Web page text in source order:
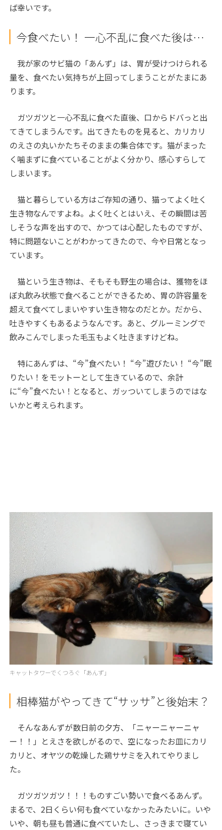
ば幸いです。
今食べたい！ 一心不乱に食べた後は…
我が家のサビ猫の「あんず」は、胃が受けつけられる
量を、食べたい気持ちが上回ってしまうことがたまにあ
ります。
ガツガツと一心不乱に食べた直後、口からドバっと出
てきてしまうんです。出てきたものを見ると、カリカリ
のえさの丸いかたちそのままの集合体です。猫がまった
く噛まずに食べていることがよく分かり、感心すらして
しまいます。
猫と暮らしている方はご存知の通り、猫ってよく吐く
生き物なんですよね。よく吐くとはいえ、その瞬間は苦
しそうな声を出すので、かつては心配したものですが、
特に問題ないことがわかってきたので、今や日常となっ
ています。
猫という生き物は、そもそも野生の場合は、獲物をほ
ぼ丸飲み状態で食べることができるため、胃の許容量を
超えて食べてしまいやすい生き物なのだとか。だから、
吐きやすくもあるようなんです。あと、グルーミングで
飲みこんでしまった毛玉もよく吐きますけどね。
特にあんずは、“今”食べたい！ “今”遊びたい！ “今”眠
りたい！をモットーとして生きているので、余計
に“今”食べたい！となると、ガッついてしまうのではな
いかと考えられます。
キャットタワーでくつろぐ「あんず」
相棒猫がやってきて“サッサ”と後始末？
そんなあんずが数日前の夕方、「ニャーニャーニャ
ー！！」とえさを欲しがるので、空になったお皿にカリ
カリと、オヤツの乾燥した鶏ササミを入れてやりまし
た。
ガツガツガツ！！！ものすごい勢いで食べるあんず。
まるで、 2日くらい何も食べていなかったみたいに。いや
いや、朝も昼も普通に食べていたし、さっきまで寝てい